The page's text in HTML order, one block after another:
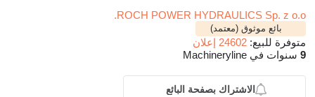
ROCH POWER HYDRAULICS Sp. z o.o.
بائع موثوق (معتمد)
متوفرة للبيع: 24602 إعلان
9 سنوات في Machineryline
الاشتراك بصفحة البائع